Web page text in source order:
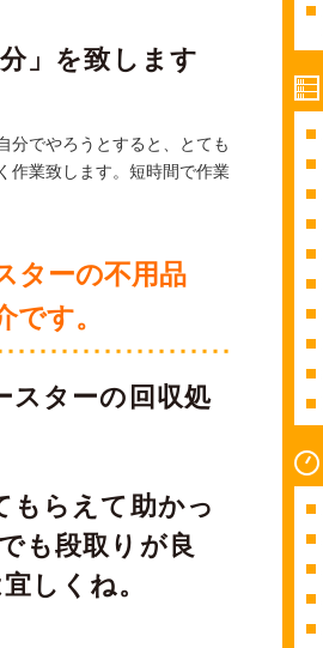
」を致します
分でやろうとすると、とても
作業致します。短時間で作業
ターの不用品
す。
スターの回収処
もらえて助かっ
も段取りが良
しくね。